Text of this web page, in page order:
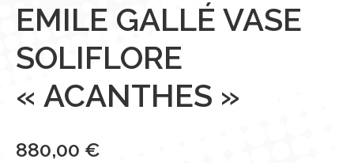
EMILE GALLÉ VASE
SOLIFLORE
« ACANTHES »
880,00 €